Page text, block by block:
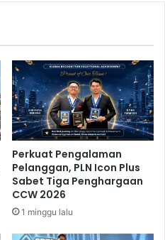
Perkuat Pengalaman
Pelanggan, PLN Icon Plus
Sabet Tiga Penghargaan
CCW 2026
1 minggu lalu